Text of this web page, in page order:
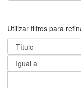
Utilizar filtros para